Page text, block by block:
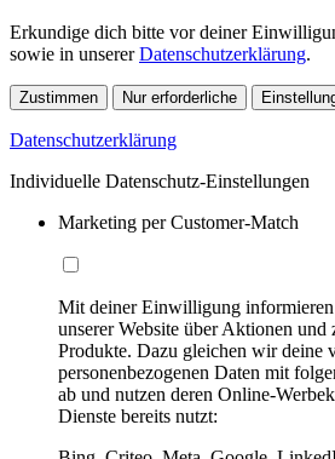
Erkundige dich bitte vor deiner
sowie in unsererDatenschutzerklärung.
Zustimmen Nur erforderliche
Datenschutzerklärung
Individuelle Datenschutz-Einstellungen
Marketing per Customer-Match
Mit deiner Einwilligung
unserer Website über Aktionen und
Produkte. Dazu gleichen wir deine
personenbezogenen Daten mit
ab und nutzen deren Online-
Dienste bereits nutzt: